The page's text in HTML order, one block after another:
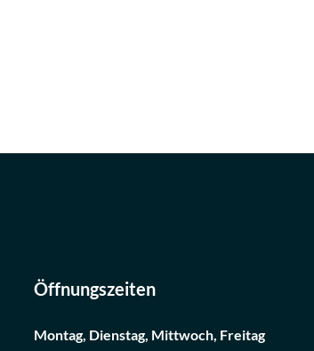
Öffnungszeiten
Montag, Dienstag, Mittwoch, Freitag